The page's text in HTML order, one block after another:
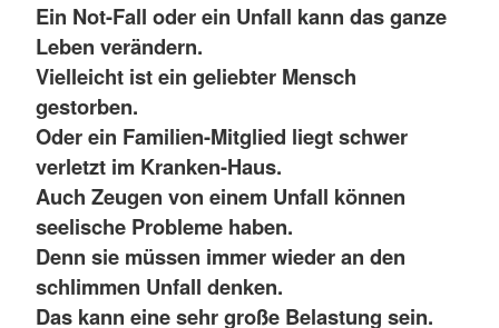
Ein Not-Fall oder ein Unfall kann das ganze
Leben verändern.
Vielleicht ist ein geliebter Mensch
gestorben.
Oder ein Familien-Mitglied liegt schwer
verletzt im Kranken-Haus.
Auch Zeugen von einem Unfall können
seelische Probleme haben.
Denn sie müssen immer wieder an den
schlimmen Unfall denken.
Das kann eine sehr große Belastung sein.